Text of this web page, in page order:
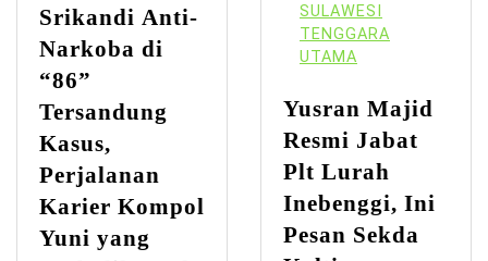
Srikandi Anti-
Narkoba di
“86”
Tersandung
Kasus,
Perjalanan
Karier Kompol
Yuni yang
SULAWESI
TENGGARA
UTAMA
Yusran Majid
Resmi Jabat
Plt Lurah
Inebenggi, Ini
Pesan Sekda